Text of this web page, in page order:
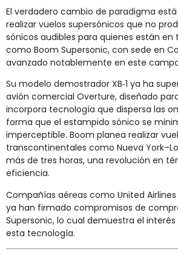
El verdadero cambio de paradigma
realizar vuelos supersónicos que no
sónicos audibles para quienes están en
como Boom Supersonic, con sede en
avanzado notablemente en este
Su modelo demostrador XB‑1 ya ha
avión comercial Overture, diseñado
incorpora tecnología que dispersa las
forma que el estampido sónico se
imperceptible. Boom planea realizar
transcontinentales como Nueva
más de tres horas, una revolución en
eficiencia.
Compañías aéreas como United
ya han firmado compromisos de
Supersonic, lo cual demuestra el
esta tecnología.